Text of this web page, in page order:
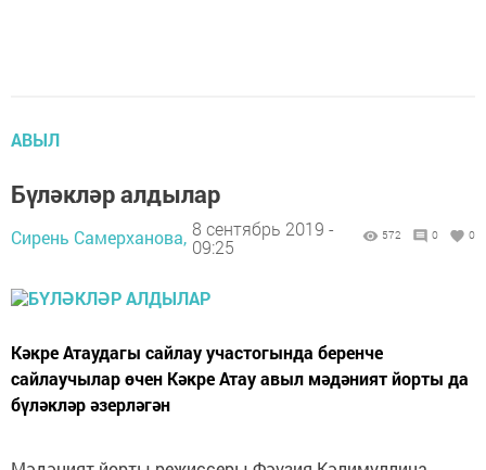
АВЫЛ
Бүләкләр алдылар
Сирень Самерханова, 8 сентябрь 2019 -
09:25
572 0 0
Кәкре Атаудагы сайлау участогында беренче
сайлаучылар өчен Кәкре Атау авыл мәдәният йорты да
бүләкләр әзерләгән